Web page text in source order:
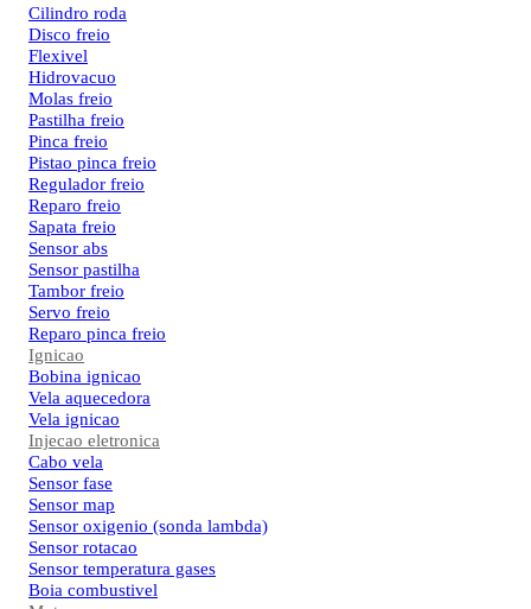
Cilindro roda
Disco freio
Flexivel
Hidrovacuo
Molas freio
Pastilha freio
Pinca freio
Pistao pinca freio
Regulador freio
Reparo freio
Sapata freio
Sensor abs
Sensor pastilha
Tambor freio
Servo freio
Reparo pinca freio
Ignicao
Bobina ignicao
Vela aquecedora
Vela ignicao
Injecao eletronica
Cabo vela
Sensor fase
Sensor map
Sensor oxigenio (sonda lambda)
Sensor rotacao
Sensor temperatura gases
Boia combustivel